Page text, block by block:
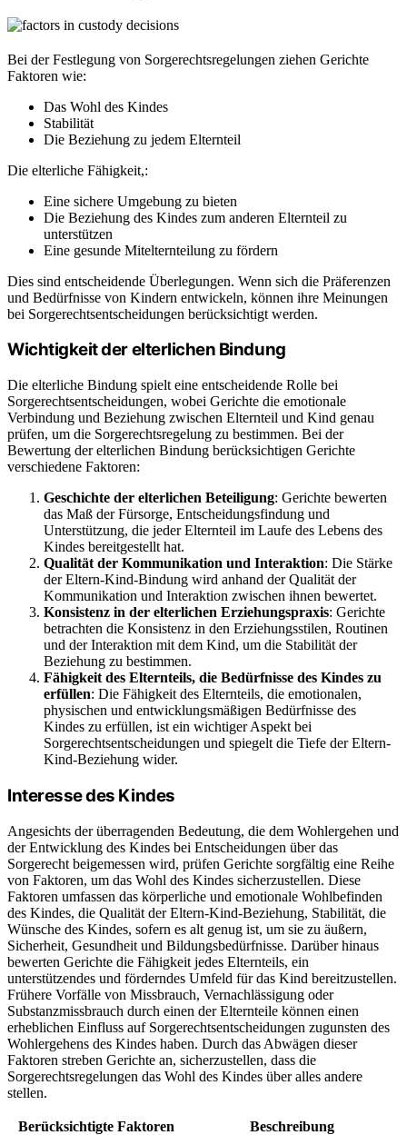
Bei der Festlegung von Sorgerechtsregelungen ziehen Gerichte
Faktoren wie:
Das Wohl des Kindes
Stabilität
Die Beziehung zu jedem Elternteil
Die elterliche Fähigkeit,:
Eine sichere Umgebung zu bieten
Die Beziehung des Kindes zum anderen Elternteil zu
unterstützen
Eine gesunde Mitelternteilung zu fördern
Dies sind entscheidende Überlegungen. Wenn sich die Präferenzen
und Bedürfnisse von Kindern entwickeln, können ihre Meinungen
bei Sorgerechtsentscheidungen berücksichtigt werden.
Wichtigkeit der elterlichen Bindung
Die elterliche Bindung spielt eine entscheidende Rolle bei
Sorgerechtsentscheidungen, wobei Gerichte die emotionale
Verbindung und Beziehung zwischen Elternteil und Kind genau
prüfen, um die Sorgerechtsregelung zu bestimmen. Bei der
Bewertung der elterlichen Bindung berücksichtigen Gerichte
verschiedene Faktoren:
Geschichte der elterlichen Beteiligung: Gerichte bewerten
das Maß der Fürsorge, Entscheidungsfindung und
Unterstützung, die jeder Elternteil im Laufe des Lebens des
Kindes bereitgestellt hat.
Qualität der Kommunikation und Interaktion: Die Stärke
der Eltern-Kind-Bindung wird anhand der Qualität der
Kommunikation und Interaktion zwischen ihnen bewertet.
Konsistenz in der elterlichen Erziehungspraxis: Gerichte
betrachten die Konsistenz in den Erziehungsstilen, Routinen
und der Interaktion mit dem Kind, um die Stabilität der
Beziehung zu bestimmen.
Fähigkeit des Elternteils, die Bedürfnisse des Kindes zu
erfüllen: Die Fähigkeit des Elternteils, die emotionalen,
physischen und entwicklungsmäßigen Bedürfnisse des
Kindes zu erfüllen, ist ein wichtiger Aspekt bei
Sorgerechtsentscheidungen und spiegelt die Tiefe der Eltern-
Kind-Beziehung wider.
Interesse des Kindes
Angesichts der überragenden Bedeutung, die dem Wohlergehen und
der Entwicklung des Kindes bei Entscheidungen über das
Sorgerecht beigemessen wird, prüfen Gerichte sorgfältig eine Reihe
von Faktoren, um das Wohl des Kindes sicherzustellen. Diese
Faktoren umfassen das körperliche und emotionale Wohlbefinden
des Kindes, die Qualität der Eltern-Kind-Beziehung, Stabilität, die
Wünsche des Kindes, sofern es alt genug ist, um sie zu äußern,
Sicherheit, Gesundheit und Bildungsbedürfnisse. Darüber hinaus
bewerten Gerichte die Fähigkeit jedes Elternteils, ein
unterstützendes und förderndes Umfeld für das Kind bereitzustellen.
Frühere Vorfälle von Missbrauch, Vernachlässigung oder
Substanzmissbrauch durch einen der Elternteile können einen
erheblichen Einfluss auf Sorgerechtsentscheidungen zugunsten des
Wohlergehens des Kindes haben. Durch das Abwägen dieser
Faktoren streben Gerichte an, sicherzustellen, dass die
Sorgerechtsregelungen das Wohl des Kindes über alles andere
stellen.
Berücksichtigte Faktoren
Beschreibung